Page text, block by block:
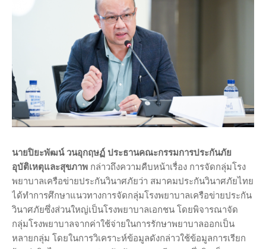
นายปิยะพัฒน์ วนอุกฤษฏ์ ประธานคณะกรรมการประกันภัย
อุบัติเหตุและสุขภาพ กล่าวถึงความคืบหน้าเรื่อง การจัดกลุ่มโรง
พยาบาลเครือข่ายประกันวินาศภัยว่า สมาคมประกันวินาศภัยไทย
ได้ทำการศึกษาแนวทางการจัดกลุ่มโรงพยาบาลเครือข่ายประกัน
วินาศภัยซึ่งส่วนใหญ่เป็นโรงพยาบาลเอกชน โดยพิจารณาจัด
กลุ่มโรงพยาบาลจากค่าใช้จ่ายในการรักษาพยาบาลออกเป็น
หลายกลุ่ม โดยในการวิเคราะห์ข้อมูลดังกล่าวใช้ข้อมูลการเรียก